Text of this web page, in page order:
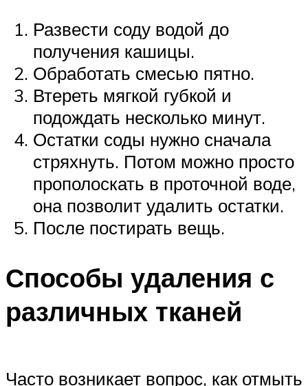
Развести соду водой до
получения кашицы.
Обработать смесью пятно.
Втереть мягкой губкой и
подождать несколько минут.
Остатки соды нужно сначала
стряхнуть. Потом можно просто
прополоскать в проточной воде,
она позволит удалить остатки.
После постирать вещь.
Способы удаления с
различных тканей
Часто возникает вопрос, как отмыть